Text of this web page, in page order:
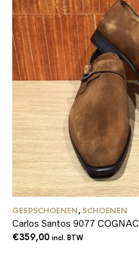
GESPSCHOENEN, SCHOENEN
Carlos Santos 9077 COGNAC
€359,00 incl. BTW